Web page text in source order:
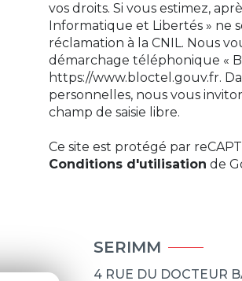
vos droits. Si vous estimez,
Informatique et Libertés » ne
réclamation à la CNIL. Nous
démarchage téléphonique «
https://www.bloctel.gouv.fr.
personnelles, nous vous
champ de saisie libre.
Ce site est protégé par
Conditions d'utilisation de
SERIMM
4 RUE DU DOCTEUR